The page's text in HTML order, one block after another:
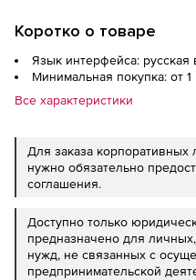
Коротко о товаре
Язык интерфейса: русская
Минимальная покупка: от 1
Все характеристики
Для заказа
нужно обязательно
соглашения.
Доступно только
предназначено для
нужд, не связанных с
предпринимательской